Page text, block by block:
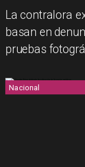
La contralora
basan en
pruebas
Nacional